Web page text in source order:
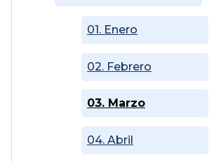
01. Enero
02. Febrero
03. Marzo
04. Abril